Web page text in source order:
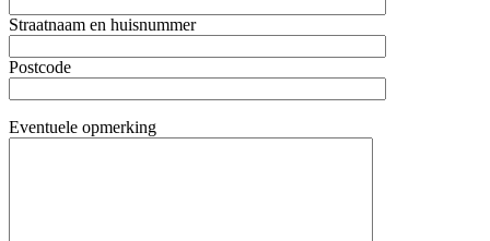
Straatnaam en huisnummer
Postcode
Eventuele opmerking